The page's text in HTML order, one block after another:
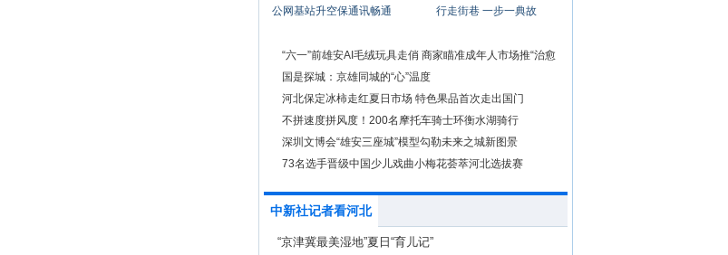
公网基站升空保通讯畅通
行走街巷 一步一典故
“六一”前雄安AI毛绒玩具走俏 商家瞄准成年人市场推“治愈
系”玩偶
国是探城：京雄同城的“心”温度
河北保定冰柿走红夏日市场 特色果品首次走出国门
不拼速度拼风度！200名摩托车骑士环衡水湖骑行
深圳文博会“雄安三座城”模型勾勒未来之城新图景
73名选手晋级中国少儿戏曲小梅花荟萃河北选拔赛
中新社记者看河北
“京津冀最美湿地”夏日“育儿记”